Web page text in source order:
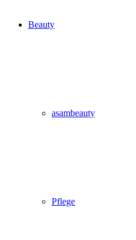
Beauty
asambeauty
Pflege